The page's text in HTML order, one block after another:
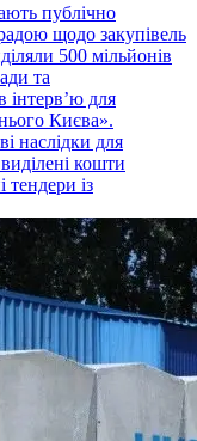
публічно
щодо закупівель
500 мільйонів
та
інтерв’ю для
Києва».
наслідки для
кошти
тендери із